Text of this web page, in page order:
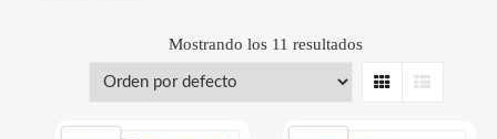
Mostrando los 11 resultados
Grid List